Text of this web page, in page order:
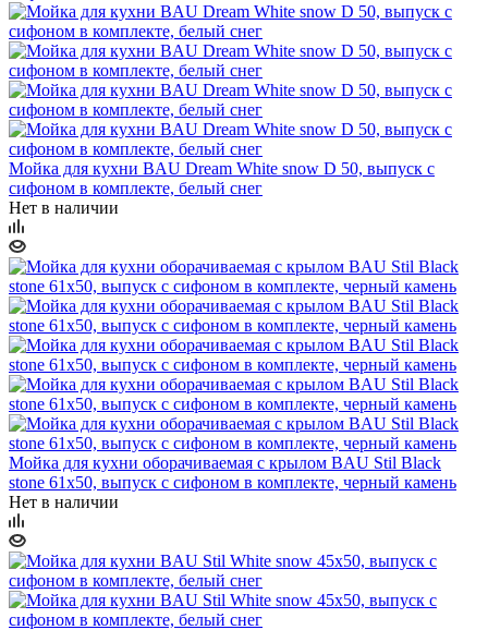
Мойка для кухни BAU Dream White snow D 50, выпуск с
сифоном в комплекте, белый снег
Нет в наличии
Мойка для кухни оборачиваемая с крылом BAU Stil Black
stone 61х50, выпуск с сифоном в комплекте, черный камень
Нет в наличии